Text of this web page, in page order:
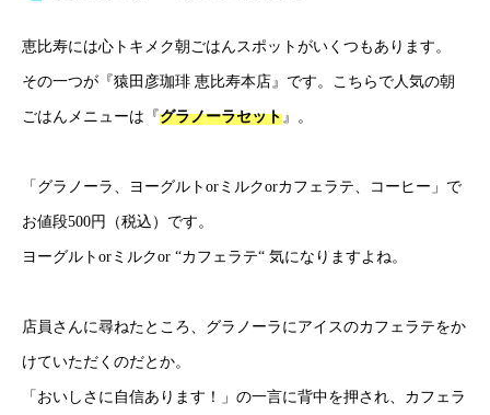
恵比寿には心トキメク朝ごはんスポットがいくつもあります。
その一つが『猿田彦珈琲 恵比寿本店』です。こちらで人気の朝
ごはんメニューは『グラノーラセット』。
「グラノーラ、ヨーグルトorミルクorカフェラテ、コーヒー」で
お値段500円（税込）です。
ヨーグルトorミルクor “カフェラテ“ 気になりますよね。
店員さんに尋ねたところ、グラノーラにアイスのカフェラテをか
けていただくのだとか。
「おいしさに自信あります！」の一言に背中を押され、カフェラ